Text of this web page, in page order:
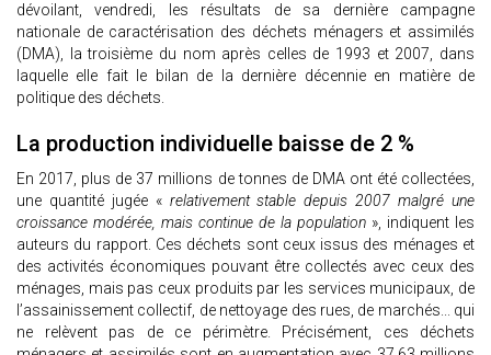
dévoilant, vendredi, les résultats de sa dernière campagne
nationale de caractérisation des déchets ménagers et assimilés
(DMA), la troisième du nom après celles de 1993 et 2007, dans
laquelle elle fait le bilan de la dernière décennie en matière de
politique des déchets.
La production individuelle baisse de 2 %
En 2017, plus de 37 millions de tonnes de DMA ont été collectées,
une quantité jugée «relativement stable depuis 2007 malgré une
croissance modérée, mais continue de la population », indiquent les
auteurs du rapport. Ces déchets sont ceux issus des ménages et
des activités économiques pouvant être collectés avec ceux des
ménages, mais pas ceux produits par les services municipaux, de
l’assainissement collectif, de nettoyage des rues, de marchés... qui
ne relèvent pas de ce périmètre. Précisément, ces déchets